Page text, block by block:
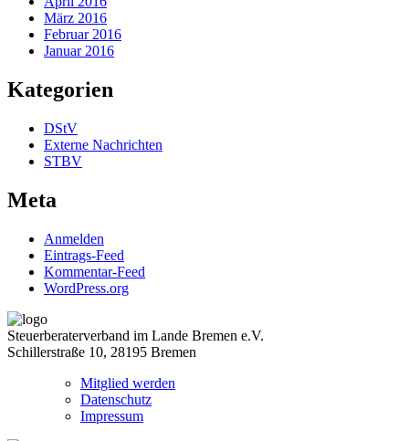
März 2016
Februar 2016
Januar 2016
Kategorien
DStV
Externe Nachrichten
STBV
Meta
Anmelden
Eintrags-Feed
Kommentar-Feed
WordPress.org
Steuerberaterverband im Lande Bremen e.V.
Schillerstraße 10, 28195 Bremen
Mitglied werden
Datenschutz
Impressum